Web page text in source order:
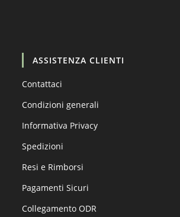
ASSISTENZA CLIENTI
Contattaci
Condizioni generali
Informativa Privacy
Spedizioni
Resi e Rimborsi
Pagamenti Sicuri
Collegamento ODR